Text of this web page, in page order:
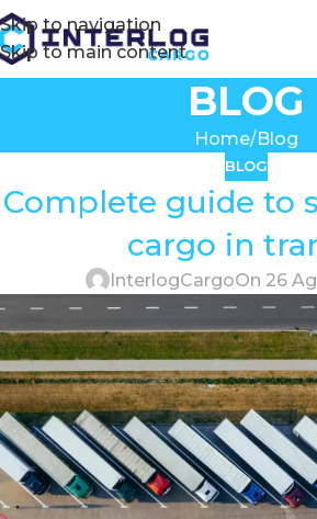
Skip to navigation
Skip to main content
BLOG
Home Blog
BLOG
Complete guide to
cargo in
InterlogCargoOn 26